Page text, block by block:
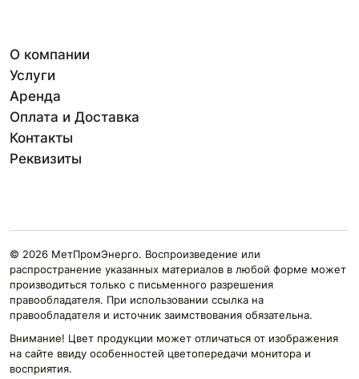
О компании
Услуги
Аренда
Оплата и Доставка
Контакты
Реквизиты
© 2026 МетПромЭнерго. Воспроизведение или
распространение указанных материалов в любой форме может
производиться только с письменного разрешения
правообладателя. При использовании ссылка на
правообладателя и источник заимствования обязательна.
Внимание! Цвет продукции может отличаться от изображения
на сайте ввиду особенностей цветопередачи монитора и
восприятия.